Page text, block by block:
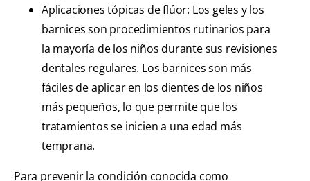
Aplicaciones tópicas de flúor: Los geles y los
barnices son procedimientos rutinarios para
la mayoría de los niños durante sus revisiones
dentales regulares. Los barnices son más
fáciles de aplicar en los dientes de los niños
más pequeños, lo que permite que los
tratamientos se inicien a una edad más
temprana.
Para prevenir la condición conocida como